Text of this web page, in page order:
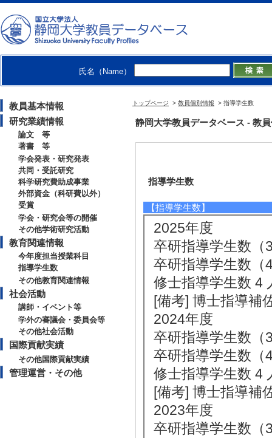
氏名（Name）
教員基本情報
研究業績情報
論文 等
著書 等
学会発表・研究発表
共同・受託研究
科学研究費助成事業
外部資金（科研費以外）
受賞
学会・研究会等の開催
その他学術研究活動
教育関連情報
今年度担当授業科目
指導学生数
その他教育関連情報
社会活動
講師・イベント等
学外の審議会・委員会等
その他社会活動
国際貢献実績
その他国際貢献実績
管理運営・その他
トップページ > 教員個別情報 > 指導学生数
静岡大学教員データベース - 教
指導学生数
【指導学生数】
2025年度
卒研指導学生数（
卒研指導学生数（
修士指導学生数 4
[備考] 博士指導補
2024年度
卒研指導学生数（
卒研指導学生数（
修士指導学生数 4
[備考] 博士指導補
2023年度
卒研指導学生数（